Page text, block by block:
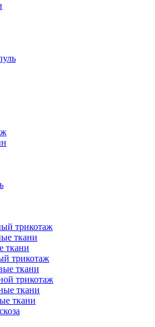
трикотаж
ткани
ткани
трикотаж
ткани
трикотаж
ткани
ткани